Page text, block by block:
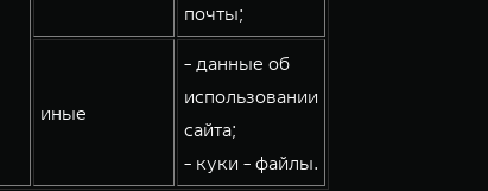
почты;
иные
- данные об
использовании
сайта;
- куки - файлы.